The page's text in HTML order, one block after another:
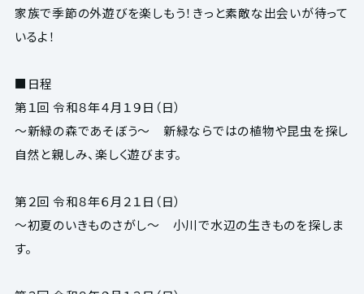
家族で季節の外遊びを楽しもう！きっと素敵な出会いが待って
いるよ！
■日程
第１回 令和８年４月１９日（日）
～新緑の森であそぼう～ 新緑ならではの植物や昆虫を探し
自然と親しみ、楽しく遊びます。
第２回 令和８年６月２１日（日）
～初夏のいきものさがし～ 小川で水辺の生きものを探しま
す。